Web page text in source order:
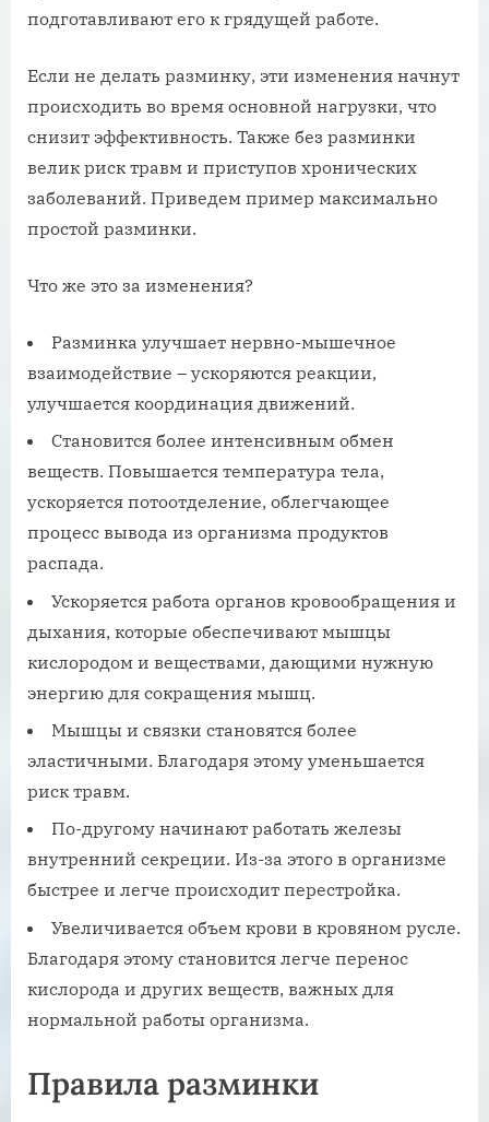
подготавливают его к грядущей работе.
Если не делать разминку, эти изменения начнут
происходить во время основной нагрузки, что
снизит эффективность. Также без разминки
велик риск травм и приступов хронических
заболеваний. Приведем пример максимально
простой разминки.
Что же это за изменения?
Разминка улучшает нервно-мышечное
взаимодействие – ускоряются реакции,
улучшается координация движений.
Становится более интенсивным обмен
веществ. Повышается температура тела,
ускоряется потоотделение, облегчающее
процесс вывода из организма продуктов
распада.
Ускоряется работа органов кровообращения и
дыхания, которые обеспечивают мышцы
кислородом и веществами, дающими нужную
энергию для сокращения мышц.
Мышцы и связки становятся более
эластичными. Благодаря этому уменьшается
риск травм.
По-другому начинают работать железы
внутренний секреции. Из-за этого в организме
быстрее и легче происходит перестройка.
Увеличивается объем крови в кровяном русле.
Благодаря этому становится легче перенос
кислорода и других веществ, важных для
нормальной работы организма.
Правила разминки